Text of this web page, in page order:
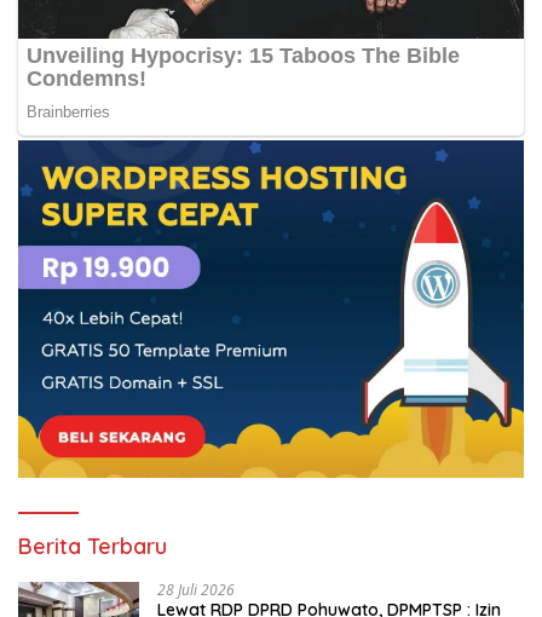
Berita Terbaru
28 Juli 2026
Lewat RDP DPRD Pohuwato, DPMPTSP : Izin